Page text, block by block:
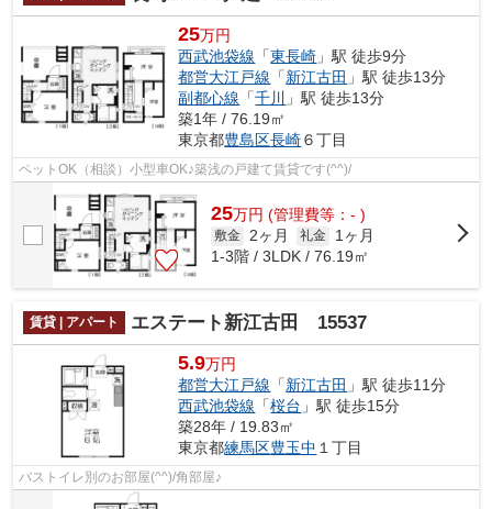
25万円
西武池袋線 「東長崎 」駅 徒歩9分
都営大江戸線 「新江古田 」駅 徒歩13分
副都心線 「千川
」駅 徒歩13分
築1年 / 76.19㎡
東京都豊島区長崎６丁目
ペットOK（相談）小型車OK♪築浅の戸建て賃貸です(^^)/
25万円 (管理費等：- )
敷金 2ヶ月 礼金
1ヶ月
1-3階 / 3LDK / 76.19㎡
賃貸 | アパート エステート新江古田 15537
5.9万円
都営大江戸線 「新江古田 」駅 徒歩11分
西武池袋線 「桜台 」駅 徒歩15分
築28年 / 19.83㎡
東京都練馬区豊玉中 １丁目
バストイレ別のお部屋(^^)/角部屋♪